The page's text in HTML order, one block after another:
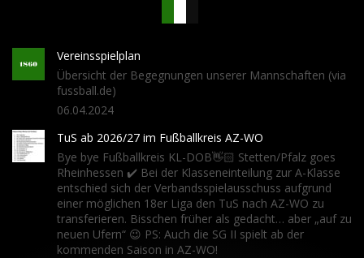
Vereinsspielplan
Übersicht der Begegnungen unserer Mannschaften (via
fussball.de)
06.04.2024
TuS ab 2026/27 im Fußballkreis AZ-WO
Bye bye Fußballkreis KL-DOB👋🏻 Stetten/Pfalz goes
Rheinhessen ✔️ Bei der Klasseneinteilung zur A-Klasse
entschied sich der Verbandsspielausschuss aufgrund
einer möglichen 18er Liga den TuS nach AZ-WO zu
transferieren. Bisschen früher als gedacht… aber „auf zu
neuen Ufern“ 😉 PS: Auch die SG II spielt ab der
kommenden Saison in AZ-WO!